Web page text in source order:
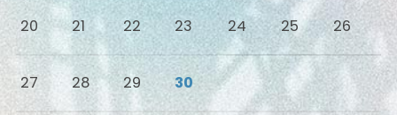
20 21 22 23 24 25 26
27 28 29 30